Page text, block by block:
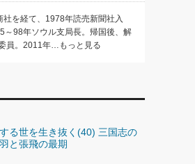
を経て、1978年読売新聞社入
～98年ソウル支局長。帰国後、解
員。2011年…もっと見る
る世を生き抜く(40) 三国志の
と張飛の最期